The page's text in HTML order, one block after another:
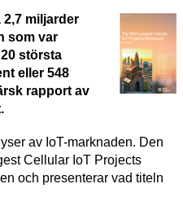
miljarder
som var
största
eller 548
rapport av
av IoT-marknaden. Den
Cellular IoT Projects
och presenterar vad titeln